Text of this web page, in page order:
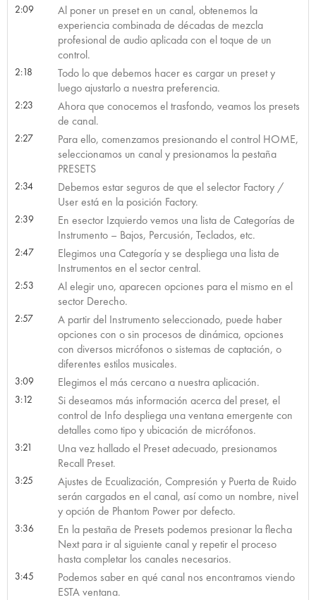
2:09
Al poner un preset en un canal, obtenemos la
experiencia combinada de décadas de mezcla
profesional de audio aplicada con el toque de un
control.
2:18
Todo lo que debemos hacer es cargar un preset y
luego ajustarlo a nuestra preferencia.
2:23
Ahora que conocemos el trasfondo, veamos los presets
de canal.
2:27
Para ello, comenzamos presionando el control HOME,
seleccionamos un canal y presionamos la pestaña
PRESETS
2:34
Debemos estar seguros de que el selector Factory /
User está en la posición Factory.
2:39
En esector Izquierdo vemos una lista de Categorías de
Instrumento – Bajos, Percusión, Teclados, etc.
2:47
Elegimos una Categoría y se despliega una lista de
Instrumentos en el sector central.
2:53
Al elegir uno, aparecen opciones para el mismo en el
sector Derecho.
2:57
A partir del Instrumento seleccionado, puede haber
opciones con o sin procesos de dinámica, opciones
con diversos micrófonos o sistemas de captación, o
diferentes estilos musicales.
3:09 Elegimos el más cercano a nuestra aplicación.
3:12
Si deseamos más información acerca del preset, el
control de Info despliega una ventana emergente con
detalles como tipo y ubicación de micrófonos.
3:21
Una vez hallado el Preset adecuado, presionamos
Recall Preset.
3:25
Ajustes de Ecualización, Compresión y Puerta de Ruido
serán cargados en el canal, así como un nombre, nivel
y opción de Phantom Power por defecto.
3:36
En la pestaña de Presets podemos presionar la flecha
Next para ir al siguiente canal y repetir el proceso
hasta completar los canales necesarios.
3:45
Podemos saber en qué canal nos encontramos viendo
ESTA ventana.